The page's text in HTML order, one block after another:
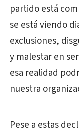
partido está
se está viendo
exclusiones,
y malestar en
esa realidad
nuestra
Pese a estas